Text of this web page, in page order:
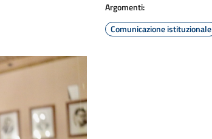
Argomenti:
Comunicazione istituzionale